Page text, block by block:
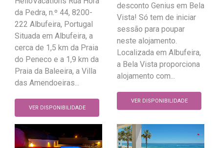
da Pedra, n.º 44, 8200-
222 Albufeira, Portugal
Situada em Albufeira, a
cerca de 1,5 km da Praia
do Peneco e a 1,9 km da
Praia da Baleeira, a Villa
das Amendoeiras...
VER DISPONIBILIDADE
desconto Genius em Bela
Vista! Só tem de iniciar
sessão para poupar
neste alojamento.
Localizada em Albufeira,
a Bela Vista proporciona
alojamento com...
VER DISPONIBILIDADE